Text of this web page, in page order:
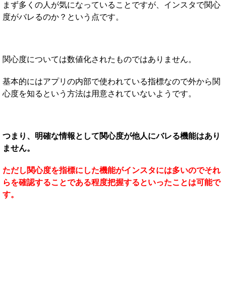
まず多くの人が気になっていることですが、インスタで関心
度がバレるのか？という点です。
関心度については数値化されたものではありません。
基本的にはアプリの内部で使われている指標なので外から関
心度を知るという方法は用意されていないようです。
つまり、明確な情報として関心度が他人にバレる機能はあり
ません。
ただし関心度を指標にした機能がインスタには多いのでそれ
らを確認することである程度把握するといったことは可能で
す。